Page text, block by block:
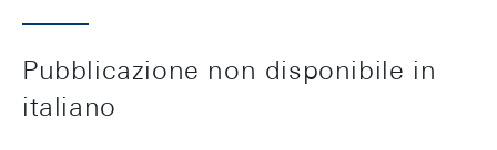
Pubblicazione non disponibile in
italiano